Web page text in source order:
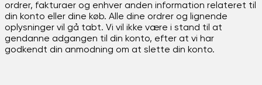
ordrer, fakturaer og enhver anden information relateret til
din konto eller dine køb. Alle dine ordrer og lignende
oplysninger vil gå tabt. Vi vil ikke være i stand til at
gendanne adgangen til din konto, efter at vi har
godkendt din anmodning om at slette din konto.